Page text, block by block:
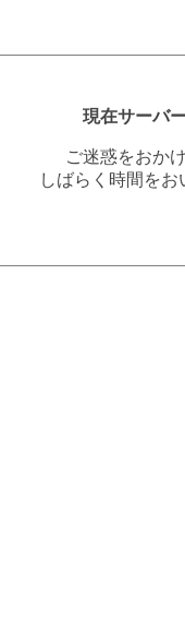
現在サーバ
ご迷惑をおか
しばらく時間を